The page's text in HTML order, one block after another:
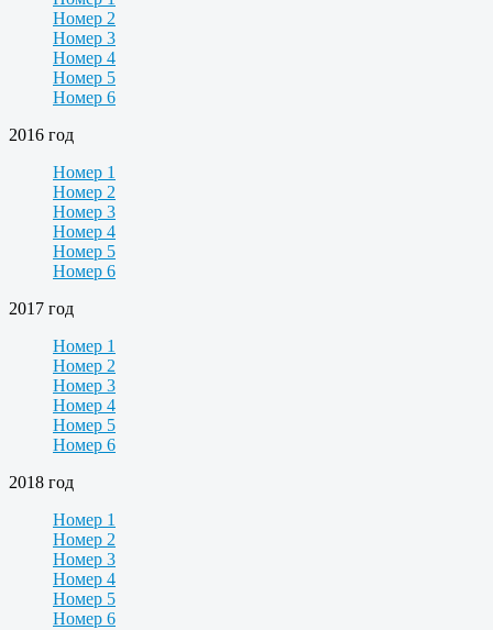
Номер 2
Номер 3
Номер 4
Номер 5
Номер 6
2016 год
Номер 1
Номер 2
Номер 3
Номер 4
Номер 5
Номер 6
2017 год
Номер 1
Номер 2
Номер 3
Номер 4
Номер 5
Номер 6
2018 год
Номер 1
Номер 2
Номер 3
Номер 4
Номер 5
Номер 6